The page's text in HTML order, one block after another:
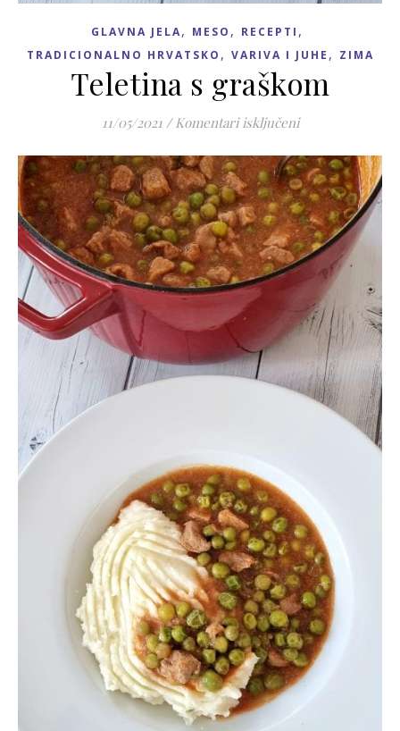
GLAVNA JELA, MESO , RECEPTI ,
TRADICIONALNO HRVATSKO , VARIVA I JUHE , ZIMA
Teletina s graškom
11/05/2021 / Komentari isključeniza Teletina s